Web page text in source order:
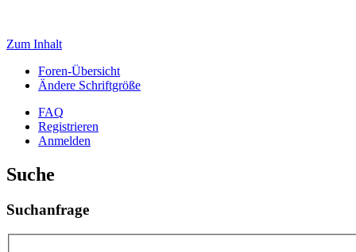
Zum Inhalt
Foren-Übersicht
Ändere Schriftgröße
FAQ
Registrieren
Anmelden
Suche
Suchanfrage